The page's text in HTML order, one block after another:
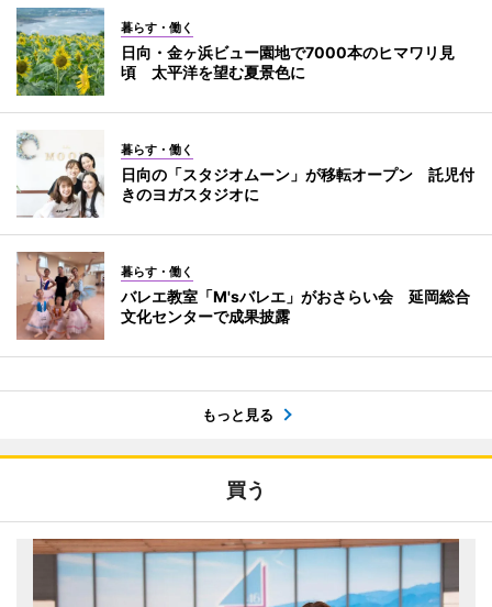
暮らす・働く
日向・金ヶ浜ビュー園地で7000本のヒマワリ見
頃 太平洋を望む夏景色に
暮らす・働く
日向の「スタジオムーン」が移転オープン 託児付
きのヨガスタジオに
暮らす・働く
バレエ教室「M'sバレエ」がおさらい会 延岡総合
文化センターで成果披露
もっと見る
買う